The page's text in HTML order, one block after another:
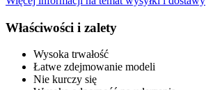
Właściwości i zalety
Wysoka trwałość
Łatwe zdejmowanie modeli
Nie kurczy się